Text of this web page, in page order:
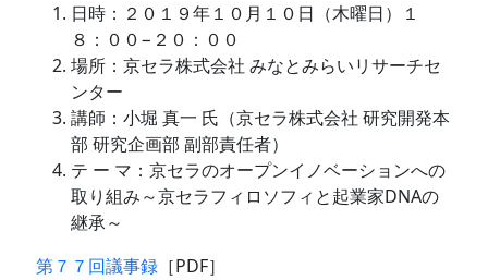
日時：２０１９年１０月１０日（木曜日）１
８：００−２０：００
場所：京セラ株式会社 みなとみらいリサーチセ
ンター
講師：小堀 真一 氏（京セラ株式会社 研究開発本
部 研究企画部 副部責任者）
テ ー マ：京セラのオープンイノベーションへの
取り組み～京セラフィロソフィと起業家DNAの
継承～
第７７回議事録 ［PDF］